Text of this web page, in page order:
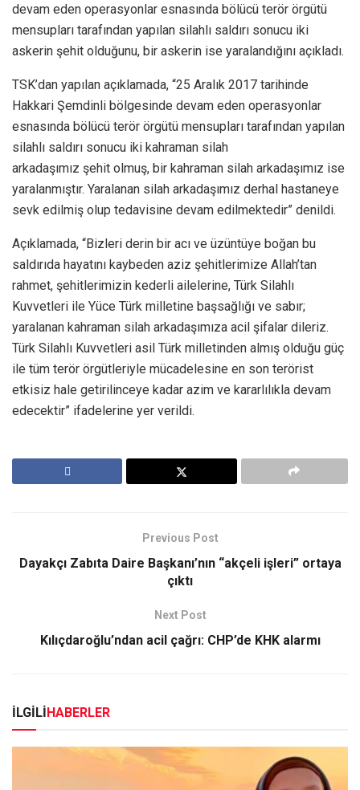
devam eden operasyonlar esnasında bölücü terör örgütü
mensupları tarafından yapılan silahlı saldırı sonucu iki
askerin şehit olduğunu, bir askerin ise yaralandığını açıkladı.
TSK’dan yapılan açıklamada, “25 Aralık 2017 tarihinde
Hakkari Şemdinli bölgesinde devam eden operasyonlar
esnasında bölücü terör örgütü mensupları tarafından yapılan
silahlı saldırı sonucu iki kahraman silah
arkadaşımız şehit olmuş, bir kahraman silah arkadaşımız ise
yaralanmıştır. Yaralanan silah arkadaşımız derhal hastaneye
sevk edilmiş olup tedavisine devam edilmektedir” denildi.
Açıklamada, “Bizleri derin bir acı ve üzüntüye boğan bu
saldırıda hayatını kaybeden aziz şehitlerimize Allah’tan
rahmet, şehitlerimizin kederli ailelerine, Türk Silahlı
Kuvvetleri ile Yüce Türk milletine başsağlığı ve sabır;
yaralanan kahraman silah arkadaşımıza acil şifalar dileriz.
Türk Silahlı Kuvvetleri asil Türk milletinden almış olduğu güç
ile tüm terör örgütleriyle mücadelesine en son terörist
etkisiz hale getirilinceye kadar azim ve kararlılıkla devam
edecektir” ifadelerine yer verildi.
Previous Post
Dayakçı Zabıta Daire Başkanı’nın “akçeli işleri” ortaya
çıktı
Next Post
Kılıçdaroğlu’ndan acil çağrı: CHP’de KHK alarmı
İLGİLİHABERLER